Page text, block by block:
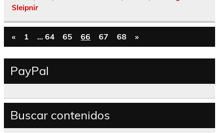
Sleipnir
« 1 … 64 65 66 67 68 »
PayPal
Buscar contenidos